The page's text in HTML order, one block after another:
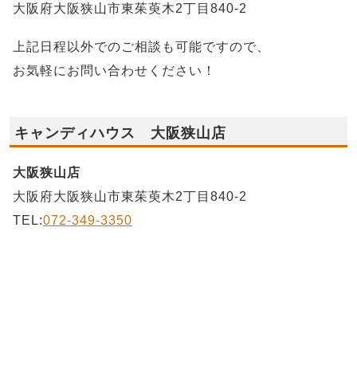
大阪府大阪狭山市東茱萸木2丁目840-2
上記日程以外でのご相談も可能ですので、
お気軽にお問い合わせください！
キャンディハウス 大阪狭山店
大阪狭山店
大阪府大阪狭山市東茱萸木2丁目840-2
TEL:072-349-3350